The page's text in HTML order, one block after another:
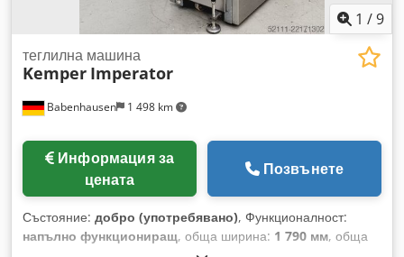
1 /9
Babenhausen 1 498 km
теглилна машина
Kemper Imperator
Информация за
цената
Позвънете
Състояние: добро (употребявано), Функционалност:
напълно функциониращ, обща ширина: 1 790 мм, обща